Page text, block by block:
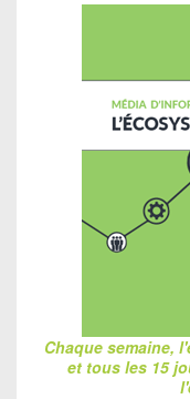
Chaque semaine,
et tous les 15